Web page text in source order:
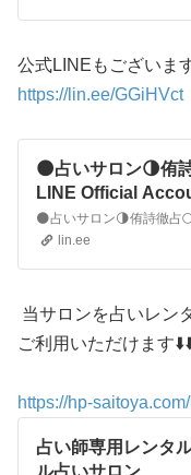
公式LINEもございま
https://lin.ee/GGiHVct
🌑占いサロン🌗侑詩
LINE Official
lin.ee
当サロンを占いレン
ご利用いただけます
https://hp-
占い師専用レンタ
ル占いサロン